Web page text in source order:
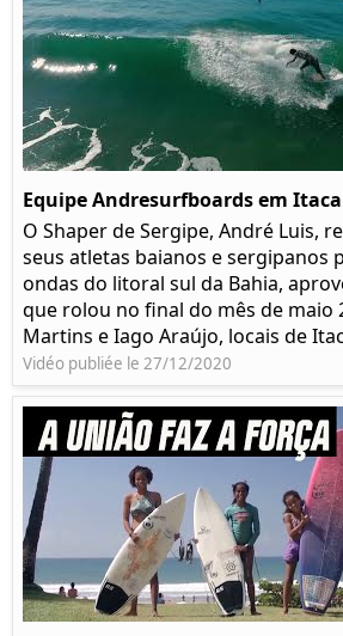
Equipe Andresurfboards em
O Shaper de Sergipe, André Luis,
seus atletas baianos e sergipanos
ondas do litoral sul da Bahia,
que rolou no final do mês de maio
Martins e Iago Araújo, locais de
Vidéo publiée le 27/12/2020